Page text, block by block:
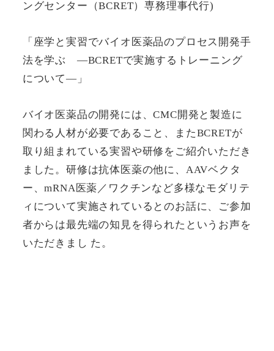
ングセンター（BCRET）専務理事代行)
「座学と実習でバイオ医薬品のプロセス開発手
法を学ぶ ―BCRETで実施するトレーニング
について―」
バイオ医薬品の開発には、CMC開発と製造に
関わる人材が必要であること、またBCRETが
取り組まれている実習や研修をご紹介いただき
ました。研修は抗体医薬の他に、AAVベクタ
ー、mRNA医薬／ワクチンなど多様なモダリテ
ィについて実施されているとのお話に、ご参加
者からは最先端の知見を得られたというお声を
いただきまし た。